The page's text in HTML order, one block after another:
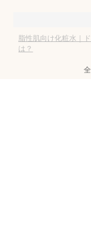
脂性肌向け化粧水｜
は？